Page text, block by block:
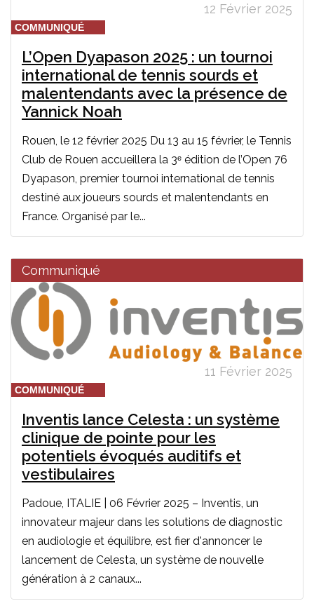
12 Février 2025
COMMUNIQUÉ
L’Open Dyapason 2025 : un tournoi
international de tennis sourds et
malentendants avec la présence de
Yannick Noah
Rouen, le 12 février 2025 Du 13 au 15 février, le Tennis
Club de Rouen accueillera la 3ᵉ édition de l’Open 76
Dyapason, premier tournoi international de tennis
destiné aux joueurs sourds et malentendants en
France. Organisé par le...
Communiqué
11 Février 2025
COMMUNIQUÉ
Inventis lance Celesta : un système
clinique de pointe pour les
potentiels évoqués auditifs et
vestibulaires
Padoue, ITALIE | 06 Février 2025 – Inventis, un
innovateur majeur dans les solutions de diagnostic
en audiologie et équilibre, est fier d'annoncer le
lancement de Celesta, un système de nouvelle
génération à 2 canaux...